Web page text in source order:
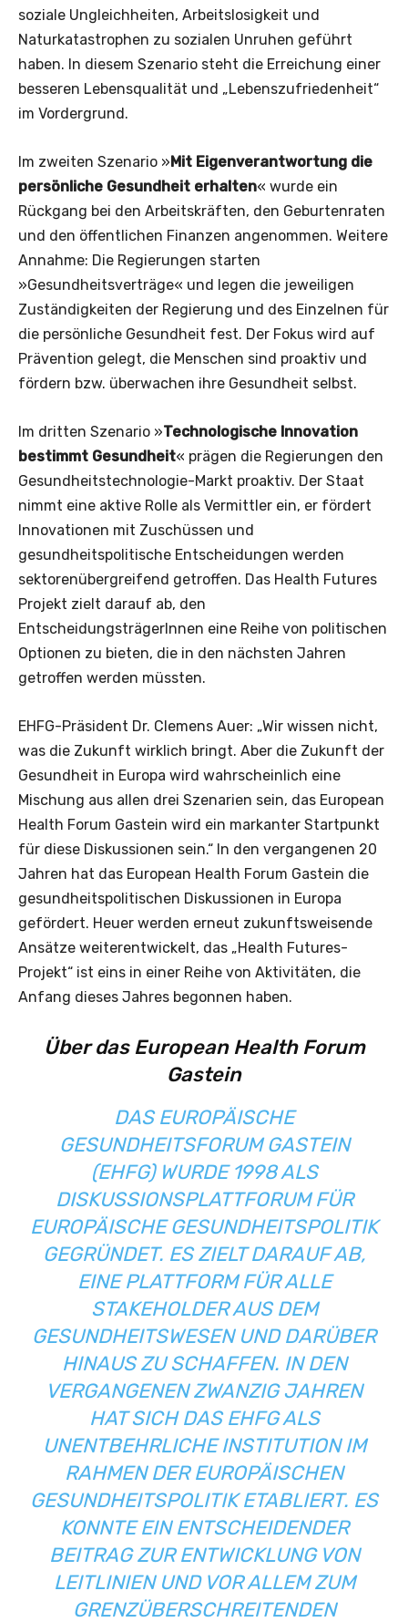
soziale Ungleichheiten, Arbeitslosigkeit und
Naturkatastrophen zu sozialen Unruhen geführt
haben. In diesem Szenario steht die Erreichung einer
besseren Lebensqualität und „Lebenszufriedenheit“
im Vordergrund.
Im zweiten Szenario »Mit Eigenverantwortung die
persönliche Gesundheit erhalten« wurde ein
Rückgang bei den Arbeitskräften, den Geburtenraten
und den öffentlichen Finanzen angenommen. Weitere
Annahme: Die Regierungen starten
»Gesundheitsverträge« und legen die jeweiligen
Zuständigkeiten der Regierung und des Einzelnen für
die persönliche Gesundheit fest. Der Fokus wird auf
Prävention gelegt, die Menschen sind proaktiv und
fördern bzw. überwachen ihre Gesundheit selbst.
Im dritten Szenario »Technologische Innovation
bestimmt Gesundheit« prägen die Regierungen den
Gesundheitstechnologie-Markt proaktiv. Der Staat
nimmt eine aktive Rolle als Vermittler ein, er fördert
Innovationen mit Zuschüssen und
gesundheitspolitische Entscheidungen werden
sektorenübergreifend getroffen. Das Health Futures
Projekt zielt darauf ab, den
EntscheidungsträgerInnen eine Reihe von politischen
Optionen zu bieten, die in den nächsten Jahren
getroffen werden müssten.
EHFG-Präsident Dr. Clemens Auer: „Wir wissen nicht,
was die Zukunft wirklich bringt. Aber die Zukunft der
Gesundheit in Europa wird wahrscheinlich eine
Mischung aus allen drei Szenarien sein, das European
Health Forum Gastein wird ein markanter Startpunkt
für diese Diskussionen sein.“ In den vergangenen 20
Jahren hat das European Health Forum Gastein die
gesundheitspolitischen Diskussionen in Europa
gefördert. Heuer werden erneut zukunftsweisende
Ansätze weiterentwickelt, das „Health Futures-
Projekt“ ist eins in einer Reihe von Aktivitäten, die
Anfang dieses Jahres begonnen haben.
Über das European Health Forum
Gastein
DAS EUROPÄISCHE
GESUNDHEITSFORUM GASTEIN
(EHFG) WURDE 1998 ALS
DISKUSSIONSPLATTFORUM FÜR
EUROPÄISCHE GESUNDHEITSPOLITIK
GEGRÜNDET. ES ZIELT DARAUF AB,
EINE PLATTFORM FÜR ALLE
STAKEHOLDER AUS DEM
GESUNDHEITSWESEN UND DARÜBER
HINAUS ZU SCHAFFEN. IN DEN
VERGANGENEN ZWANZIG JAHREN
HAT SICH DAS EHFG ALS
UNENTBEHRLICHE INSTITUTION IM
RAHMEN DER EUROPÄISCHEN
GESUNDHEITSPOLITIK ETABLIERT. ES
KONNTE EIN ENTSCHEIDENDER
BEITRAG ZUR ENTWICKLUNG VON
LEITLINIEN UND VOR ALLEM ZUM
GRENZÜBERSCHREITENDEN